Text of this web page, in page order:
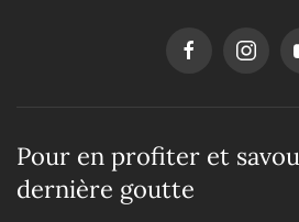
Pour en profiter et
dernière goutte